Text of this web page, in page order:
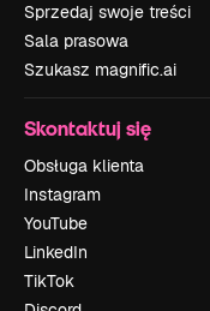
Sprzedaj swoje treści
Sala prasowa
Szukasz magnific.ai
Skontaktuj się
Obsługa klienta
Instagram
YouTube
LinkedIn
TikTok